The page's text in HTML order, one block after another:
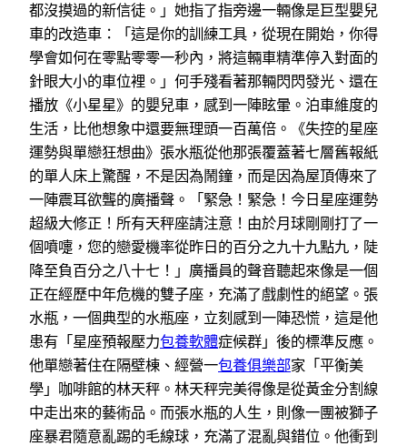
都沒摸過的新信徒。」她指了指旁邊一輛像是巨型嬰兒
車的改造車：「這是你的訓練工具，從現在開始，你得
學會如何在零點零零一秒內，將這輛車精準停入對面的
針眼大小的車位裡。」何手殘看著那輛閃閃發光、還在
播放《小星星》的嬰兒車，感到一陣眩暈。泊車維度的
生活，比他想象中還要無理頭一百萬倍。《失控的星座
運勢與單戀狂想曲》張水瓶從他那張覆蓋著七層舊報紙
的單人床上驚醒，不是因為鬧鐘，而是因為屋頂傳來了
一陣震耳欲聾的廣播聲。「緊急！緊急！今日星座運勢
超級大修正！所有天秤座請注意！由於月球剛剛打了一
個噴嚏，您的戀愛機率從昨日的百分之九十九點九，陡
降至負百分之八十七！」廣播員的聲音聽起來像是一個
正在經歷中年危機的雙子座，充滿了戲劇性的絕望。張
水瓶，一個典型的水瓶座，立刻感到一陣恐慌，這是他
患有「星座預報壓力包養軟體症候群」後的標準反應。
他單戀著住在隔壁棟、經營一包養俱樂部家「平衡美
學」咖啡館的林天秤。林天秤完美得像是從黃金分割線
中走出來的藝術品。而張水瓶的人生，則像一團被獅子
座暴君隨意亂踢的毛線球，充滿了混亂與錯位。他衝到